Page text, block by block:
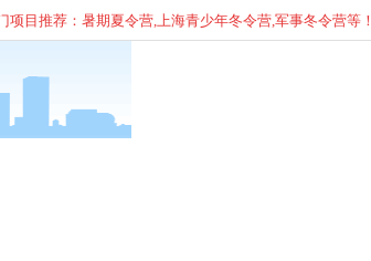
项目推荐：暑期夏令营,上海青少年冬令营,军事冬令营等！